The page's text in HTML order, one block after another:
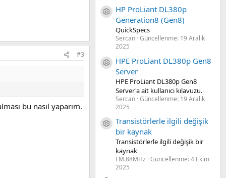
#3
bu nasıl yaparım.
Kaynak ikon/amblem
HP ProLiant DL380p
Generation8 (Gen8)
QuickSpecs
Sercan Güncellenme: 19 Aralık
2025
Kaynak ikon/amblem
HPE ProLiant DL380p Gen8
Server
HPE ProLiant DL380p Gen8
Server'a ait kullanıcı kılavuzu.
Sercan Güncellenme: 19 Aralık
2025
Kaynak ikon/amblem
Transistörlerle ilgili değişik
bir kaynak
Transistörlerle ilgili değişik bir
kaynak
FM.88MHz Güncellenme:4 Ekim
2025